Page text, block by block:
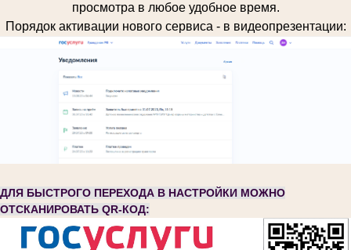
просмотра в любое удобное время.
Порядок активации нового сервиса - в видеопрезентации:
ДЛЯ БЫСТРОГО ПЕРЕХОДА В НАСТРОЙКИ МОЖНО
ОТСКАНИРОВАТЬ QR-КОД: